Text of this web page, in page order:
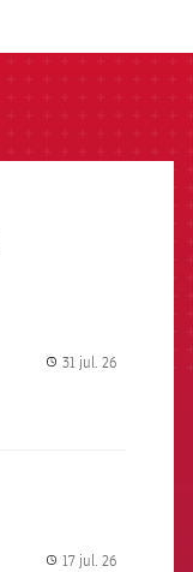
31 jul. 26
17 jul. 26